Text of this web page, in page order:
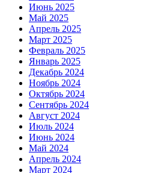
Июнь 2025
Май 2025
Апрель 2025
Март 2025
Февраль 2025
Январь 2025
Декабрь 2024
Ноябрь 2024
Октябрь 2024
Сентябрь 2024
Август 2024
Июль 2024
Июнь 2024
Май 2024
Апрель 2024
Март 2024